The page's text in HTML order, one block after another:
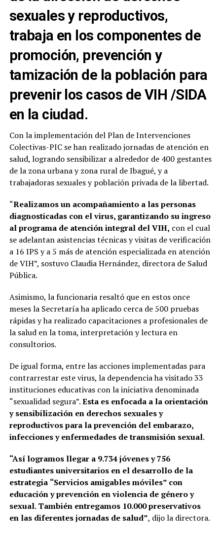
sexuales y reproductivos,
trabaja en los componentes de
promoción, prevención y
tamización de la población para
prevenir los casos de VIH /SIDA
en la ciudad.
Con la implementación del Plan de Intervenciones
Colectivas-PIC se han realizado jornadas de atención en
salud, logrando sensibilizar a alrededor de 400 gestantes
de la zona urbana y zona rural de Ibagué, y a
trabajadoras sexuales y población privada de la libertad.
“Realizamos un acompañamiento a las personas
diagnosticadas con el virus, garantizando su ingreso
al programa de atención integral del VIH, con el cual
se adelantan asistencias técnicas y visitas de verificación
a 16 IPS y a 5 más de atención especializada en atención
de VIH”, sostuvo Claudia Hernández, directora de Salud
Pública.
Asimismo, la funcionaria resaltó que en estos once
meses la Secretaría ha aplicado cerca de 500 pruebas
rápidas y ha realizado capacitaciones a profesionales de
la salud en la toma, interpretación y lectura en
consultorios.
De igual forma, entre las acciones implementadas para
contrarrestar este virus, la dependencia ha visitado 33
instituciones educativas con la iniciativa denominada
“sexualidad segura”.Esta es enfocada a la orientación
y sensibilización en derechos sexuales y
reproductivos para la prevención del embarazo,
infecciones y enfermedades de transmisión sexual.
“Así logramos llegar a 9.734 jóvenes y 756
estudiantes universitarios en el desarrollo de la
estrategia “Servicios amigables móviles” con
educación y prevención en violencia de género y
sexual. También entregamos 10.000 preservativos
en las diferentes jornadas de salud”, dijo la directora.